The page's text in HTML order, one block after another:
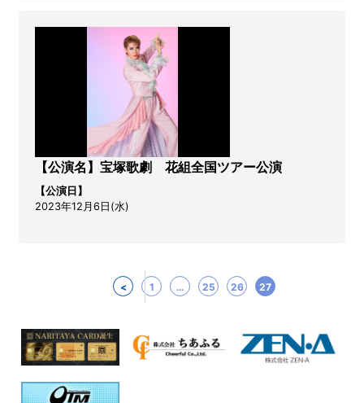
【公演名】宝塚歌劇 花組全国ツアー公演
【公演日】
2023年12月6日(水)
< 1 … 25 26 27